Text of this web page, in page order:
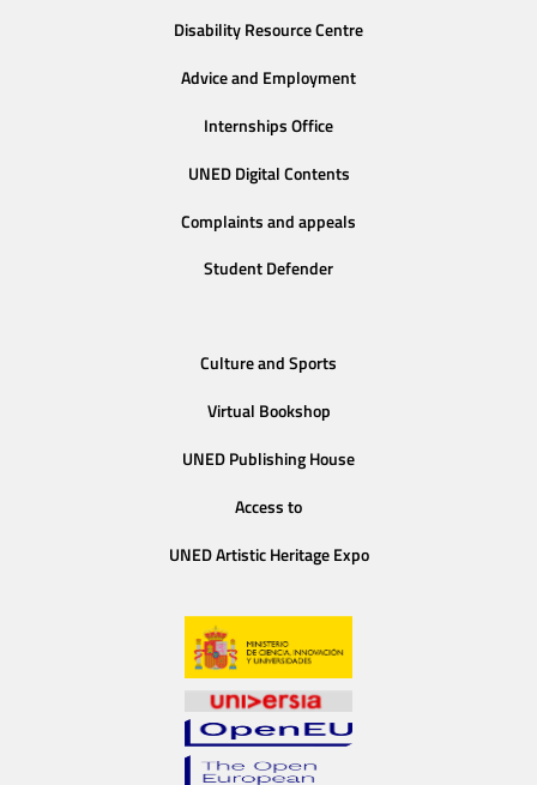
Disability Resource Centre
Advice and Employment
Internships Office
UNED Digital Contents
Complaints and appeals
Student Defender
Culture and Sports
Virtual Bookshop
UNED Publishing House
Access to
UNED Artistic Heritage Expo